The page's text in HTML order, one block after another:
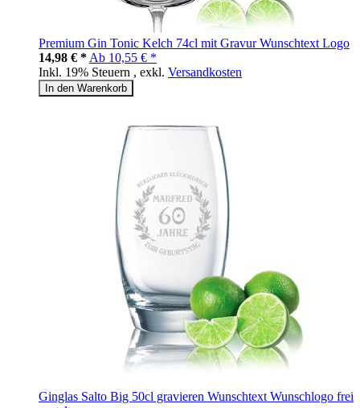
Premium Gin Tonic Kelch 74cl mit Gravur Wunschtext Logo
14,98 € * Ab 10,55 € *
Inkl. 19% Steuern , exkl. Versandkosten
In den Warenkorb
Ginglas Salto Big 50cl gravieren Wunschtext Wunschlogo frei